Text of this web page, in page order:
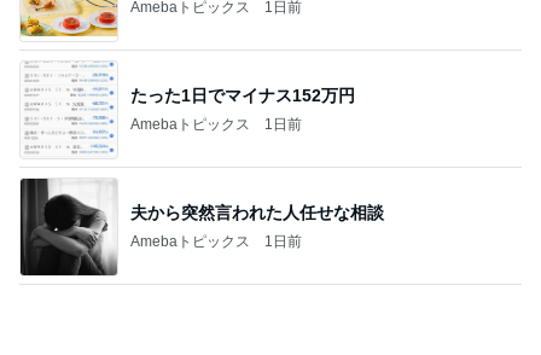
Amebaトピックス 1日前
たった1日でマイナス152万円
Amebaトピックス 1日前
夫から突然言われた人任せな相談
Amebaトピックス 1日前